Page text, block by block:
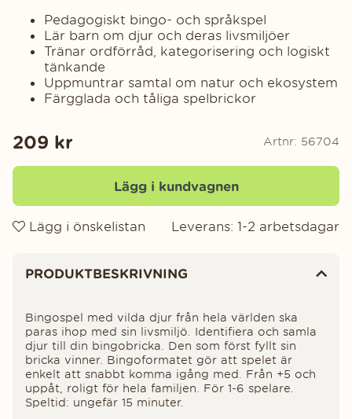
Pedagogiskt bingo- och språkspel
Lär barn om djur och deras livsmiljöer
Tränar ordförråd, kategorisering och logiskt
tänkande
Uppmuntrar samtal om natur och ekosystem
Färgglada och tåliga spelbrickor
209 kr Artnr: 56704
Lägg i kundvagnen
Lägg i önskelistan Leverans: 1-2 arbetsdagar
PRODUKTBESKRIVNING
Bingospel med vilda djur från hela världen ska
paras ihop med sin livsmiljö. Identifiera och samla
djur till din bingobricka. Den som först fyllt sin
bricka vinner. Bingoformatet gör att spelet är
enkelt att snabbt komma igång med. Från +5 och
uppåt, roligt för hela familjen. För 1-6 spelare.
Speltid: ungefär 15 minuter.